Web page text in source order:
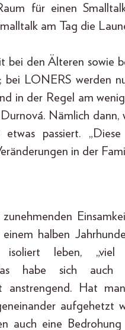
für einen
am Tag die
bei den Älteren sowie
bei LONERS werden
in der Regel am
Nämlich
etwas passiert.
in der
halben
isoliert leben,
Das habe sich
anstrengend. Hat
aufgehetzt
auch eine